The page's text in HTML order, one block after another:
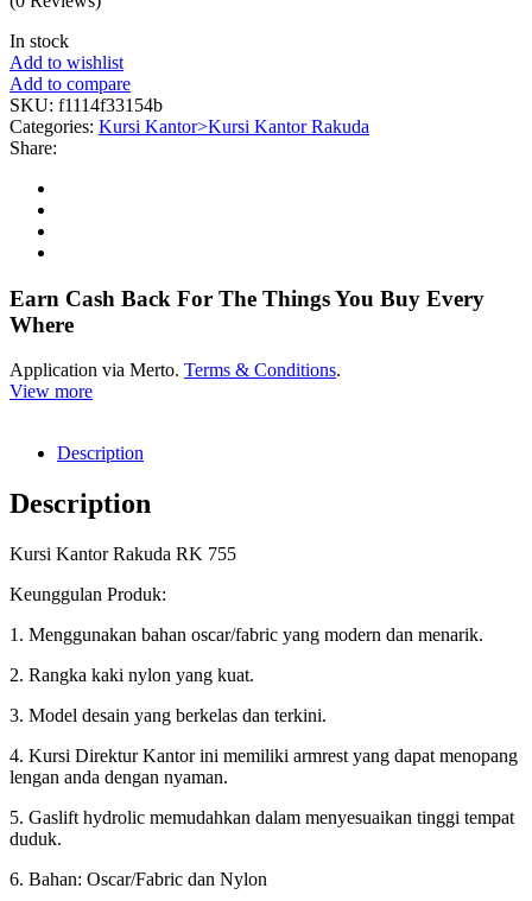
In stock
Add to wishlist
Add to compare
SKU: f1114f33154b
Categories: Kursi Kantor>Kursi Kantor Rakuda
Share:
Earn Cash Back For The Things You Buy Every
Where
Application via Merto. Terms & Conditions.
View more
Description
Description
Kursi Kantor Rakuda RK 755
Keunggulan Produk:
1. Menggunakan bahan oscar/fabric yang modern dan menarik.
2. Rangka kaki nylon yang kuat.
3. Model desain yang berkelas dan terkini.
4. Kursi Direktur Kantor ini memiliki armrest yang dapat menopang
lengan anda dengan nyaman.
5. Gaslift hydrolic memudahkan dalam menyesuaikan tinggi tempat
duduk.
6. Bahan: Oscar/Fabric dan Nylon